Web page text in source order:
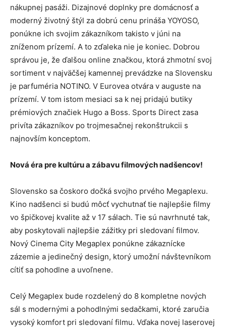
nákupnej pasáži. Dizajnové doplnky pre domácnosť a
moderný životný štýl za dobrú cenu prináša YOYOSO,
ponúkne ich svojim zákazníkom takisto v júni na
zníženom prízemí. A to zďaleka nie je koniec. Dobrou
správou je, že ďalšou online značkou, ktorá zhmotní svoj
sortiment v najväčšej kamennej prevádzke na Slovensku
je parfuméria NOTINO. V Eurovea otvára v auguste na
prízemí. V tom istom mesiaci sa k nej pridajú butiky
prémiových značiek Hugo a Boss. Sports Direct zasa
privíta zákazníkov po trojmesačnej rekonštrukcii s
najnovším konceptom.
Nová éra pre kultúru a zábavu filmových nadšencov!
Slovensko sa čoskoro dočká svojho prvého Megaplexu.
Kino nadšenci si budú môcť vychutnať tie najlepšie filmy
vo špičkovej kvalite až v 17 sálach. Tie sú navrhnuté tak,
aby poskytovali najlepšie zážitky pri sledovaní filmov.
Nový Cinema City Megaplex ponúkne zákaznícke
zázemie a jedinečný design, ktorý umožní návštevníkom
cítiť sa pohodlne a uvoľnene.
Celý Megaplex bude rozdelený do 8 kompletne nových
sál s modernými a pohodlnými sedačkami, ktoré zaručia
vysoký komfort pri sledovaní filmu. Vďaka novej laserovej